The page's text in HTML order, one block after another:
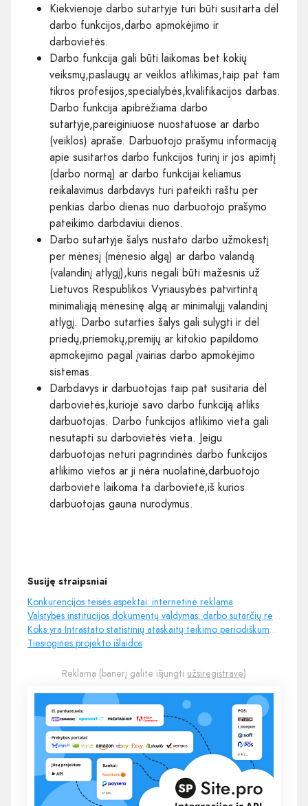
Kiekvienoje darbo sutartyje turi būti susitarta dėl
darbo funkcijos,darbo apmokėjimo ir
darbovietės.
Darbo funkcija gali būti laikomas bet kokių
veiksmų,paslaugų ar veiklos atlikimas,taip pat tam
tikros profesijos,specialybės,kvalifikacijos darbas.
Darbo funkcija apibrėžiama darbo
sutartyje,pareiginiuose nuostatuose ar darbo
(veiklos) apraše. Darbuotojo prašymu informaciją
apie susitartos darbo funkcijos turinį ir jos apimtį
(darbo normą) ar darbo funkcijai keliamus
reikalavimus darbdavys turi pateikti raštu per
penkias darbo dienas nuo darbuotojo prašymo
pateikimo darbdaviui dienos.
Darbo sutartyje šalys nustato darbo užmokestį
per mėnesį (mėnesio algą) ar darbo valandą
(valandinį atlygį),kuris negali būti mažesnis už
Lietuvos Respublikos Vyriausybės patvirtintą
minimaliąją mėnesinę algą ar minimalųjį valandinį
atlygį. Darbo sutarties šalys gali sulygti ir dėl
priedų,priemokų,premijų ar kitokio papildomo
apmokėjimo pagal įvairias darbo apmokėjimo
sistemas.
Darbdavys ir darbuotojas taip pat susitaria dėl
darbovietės,kurioje savo darbo funkciją atliks
darbuotojas. Darbo funkcijos atlikimo vieta gali
nesutapti su darbovietės vieta. Jeigu
darbuotojas neturi pagrindinės darbo funkcijos
atlikimo vietos ar ji nėra nuolatinė,darbuotojo
darboviete laikoma ta darbovietė,iš kurios
darbuotojas gauna nurodymus.
Susiję straipsniai
Konkurencijos teisės aspektai: internetinė reklama
Valstybės institucijos dokumentų valdymas: darbo sutarčių registravimas
Koks yra Intrastato statistinių ataskaitų teikimo periodiškumas?
Tiesioginės projekto išlaidos
Reklama (banerį galite išjungti užsiregistravę)